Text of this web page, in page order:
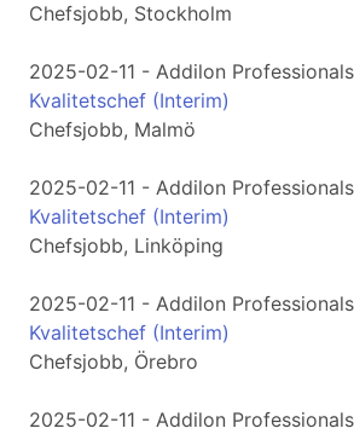
Chefsjobb, Stockholm
2025-02-11 - Addilon
Kvalitetschef (Interim)
Chefsjobb, Malmö
2025-02-11 - Addilon
Kvalitetschef (Interim)
Chefsjobb, Linköping
2025-02-11 - Addilon
Kvalitetschef (Interim)
Chefsjobb, Örebro
2025-02-11 - Addilon